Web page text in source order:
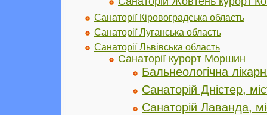
Санаторії Кіровоградська область
Санаторії Луганська область
Санаторії Львівська область
Санаторії курорт Моршин
Бальнеологічна
Санаторій Дністер,
Санаторій Лаванда,